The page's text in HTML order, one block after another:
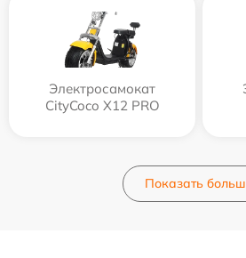
Электросамокат
CityCoco X12 PRO
Показать